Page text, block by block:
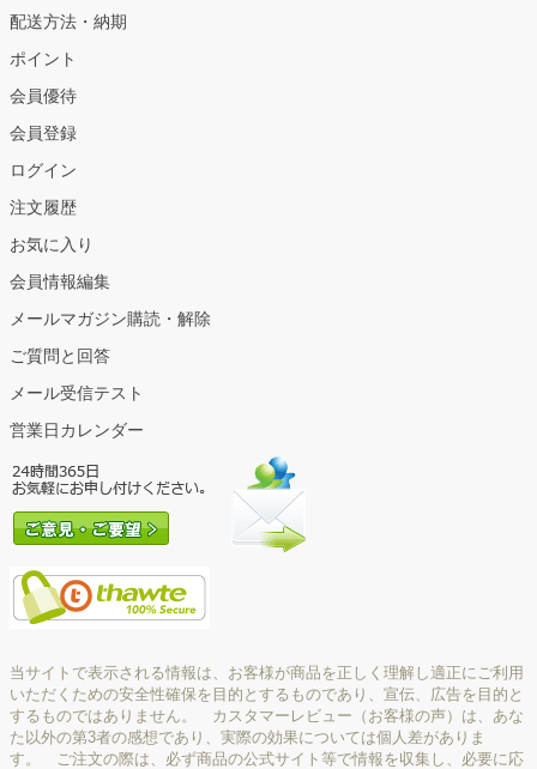
配送方法・納期
ポイント
会員優待
会員登録
ログイン
注文履歴
お気に入り
会員情報編集
メールマガジン購読・解除
ご質問と回答
メール受信テスト
営業日カレンダー
当サイトで表示される情報は、お客様が商品を正しく理解し適正にご利用
いただくための安全性確保を目的とするものであり、宣伝、広告を目的と
するものではありません。 カスタマーレビュー（お客様の声）は、あな
た以外の第3者の感想であり、実際の効果については個人差がありま
す。 ご注文の際は、必ず商品の公式サイト等で情報を収集し、必要に応